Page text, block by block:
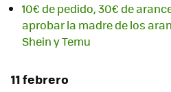
10€ de pedido, 30€ de
aprobar la madre de los
Shein y Temu
11 febrero